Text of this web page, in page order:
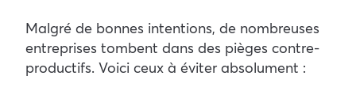
Malgré de bonnes intentions, de nombreuses
entreprises tombent dans des pièges contre-
productifs. Voici ceux à éviter absolument :